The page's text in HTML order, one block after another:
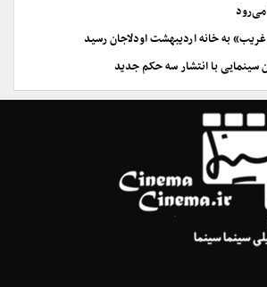
می‌رود
به خانه اردیبهشت اودلاجان رسید
سینمایی با انتشار سه حکم جدید